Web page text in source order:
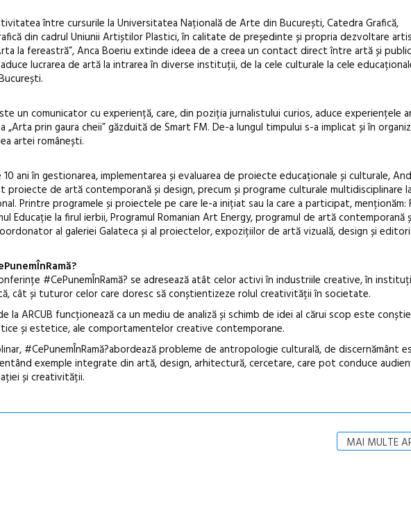
între cursurile la Universitatea Națională de Arte din București, Catedra Grafică,
din cadrul Uniunii Artiștilor Plastici, în calitate de președinte și propria dezvoltare
la fereastră”, Anca Boeriu extinde ideea de a creea un contact direct între artă și
lucrarea de artă la intrarea în diverse instituții, de la cele culturale la cele
un comunicator cu experiență, care, din poziția jurnalistului curios, aduce experiențele
„Arta prin gaura cheii” găzduită de Smart FM. De-a lungul timpului s-a implicat și în
artei românești.
ani în gestionarea, implementarea și evaluarea de proiecte educaționale și culturale,
proiecte de artă contemporană și design, precum și programe culturale multidisciplinare
Printre programele și proiectele pe care le-a inițiat sau la care a participat, menționăm:
Educație la firul ierbii, Programul Romanian Art Energy, programul de artă contemporană
al galeriei Galateca și al proiectelor, expozițiilor de artă vizuală, design și
#CePunemÎnRamă? se adresează atât celor activi în industriile creative, în
cât și tuturor celor care doresc să conștientizeze rolul creativității în societate.
la ARCUB funcționează ca un mediu de analiză și schimb de idei al cărui scop este
și estetice, ale comportamentelor creative contemporane.
#CePunemÎnRamă?abordează probleme de antropologie culturală, de discernământ
exemple integrate din artă, design, arhitectură, cercetare, care pot conduce
și creativității.
MAI MULTE